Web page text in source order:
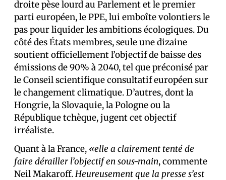
droite pèse lourd au Parlement et le premier
parti européen, le PPE, lui emboîte volontiers le
pas pour liquider les ambitions écologiques. Du
côté des États membres, seule une dizaine
soutient officiellement l’objectif de baisse des
émissions de 90% à 2040, tel que préconisé par
le Conseil scientifique consultatif européen sur
le changement climatique. D’autres, dont la
Hongrie, la Slovaquie, la Pologne ou la
République tchèque, jugent cet objectif
irréaliste.
Quant à la France, «elle a clairement tenté de
faire dérailler l’objectif en sous-main, commente
Neil Makaroff.Heureusement que la presse s’est